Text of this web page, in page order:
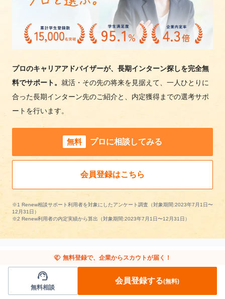
プロのキャリアアドバイザーが、長期インターン探しを完全無
料でサポート。 就活・その先の将来を見据えて、一人ひとりに
合った長期インターン先のご紹介と、内定獲得までの選考サポ
ートを行います。
無料 プロに相談してみる
会員登録はこちら
※1 Renew相談サポート利用者を対象にしたアンケート調査（対象期間:2023年7月1日〜
12月31日）
※2 Renew利用者の内定実績から算出（対象期間:2023年7月1日〜12月31日）
通信の長期インターンを条件で絞り込む
handshake 無料登録で、企業からスカウトが届く！
support_agent
無料相談
会員登録する(無料)